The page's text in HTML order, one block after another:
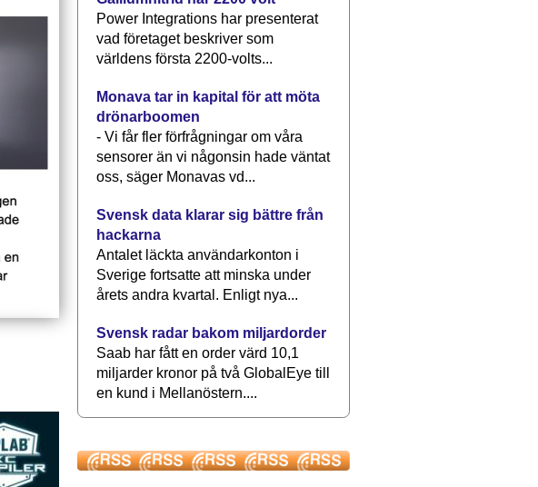
Power Integrations har presenterat
vad företaget beskriver som
världens första 2200-volts...
Monava tar in kapital för att möta
drönarboomen
- Vi får fler förfrågningar om våra
sensorer än vi någonsin hade väntat
oss, säger Monavas vd...
Svensk data klarar sig bättre från
hackarna
Antalet läckta användarkonton i
Sverige fortsatte att minska under
årets andra kvartal. Enligt nya...
Svensk radar bakom miljardorder
Saab har fått en order värd 10,1
miljarder kronor på två GlobalEye till
en kund i Mellanöstern....